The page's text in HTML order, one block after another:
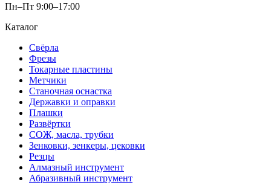
Пн–Пт 9:00–17:00
Каталог
Свёрла
Фрезы
Токарные пластины
Метчики
Станочная оснастка
Державки и оправки
Плашки
Развёртки
СОЖ, масла, трубки
Зенковки, зенкеры, цековки
Резцы
Алмазный инструмент
Абразивный инструмент